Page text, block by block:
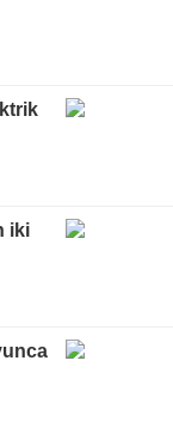
iki